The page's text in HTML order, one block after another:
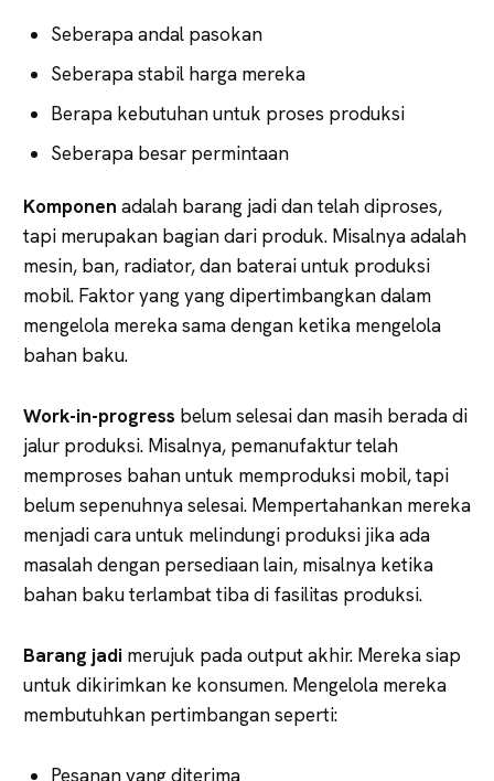
Seberapa andal pasokan
Seberapa stabil harga mereka
Berapa kebutuhan untuk proses produksi
Seberapa besar permintaan
Komponen adalah barang jadi dan telah diproses,
tapi merupakan bagian dari produk. Misalnya adalah
mesin, ban, radiator, dan baterai untuk produksi
mobil. Faktor yang yang dipertimbangkan dalam
mengelola mereka sama dengan ketika mengelola
bahan baku.
Work-in-progress belum selesai dan masih berada di
jalur produksi. Misalnya, pemanufaktur telah
memproses bahan untuk memproduksi mobil, tapi
belum sepenuhnya selesai. Mempertahankan mereka
menjadi cara untuk melindungi produksi jika ada
masalah dengan persediaan lain, misalnya ketika
bahan baku terlambat tiba di fasilitas produksi.
Barang jadi merujuk pada output akhir. Mereka siap
untuk dikirimkan ke konsumen. Mengelola mereka
membutuhkan pertimbangan seperti:
Pesanan yang diterima